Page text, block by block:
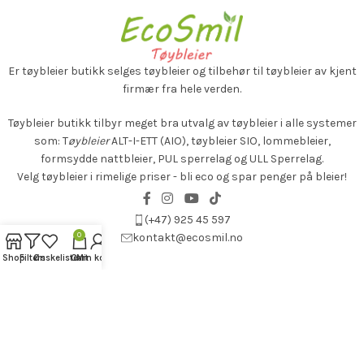
Er tøybleier butikk selges tøybleier og tilbehør til tøybleier av kjent
firmær fra hele verden.
Tøybleier butikk tilbyr meget bra utvalg av tøybleier i alle systemer
som: TøybleierALT-I-ETT (AIO), tøybleier SIO, lommebleier,
formsydde nattbleier, PUL sperrelag og ULL Sperrelag.
Velg tøybleier i rimelige priser - bli eco og spar penger på bleier!
(+47) 925 45 597
kontakt@ecosmil.no
ShopFiltersØnskeliste
0
Cart
Min konto